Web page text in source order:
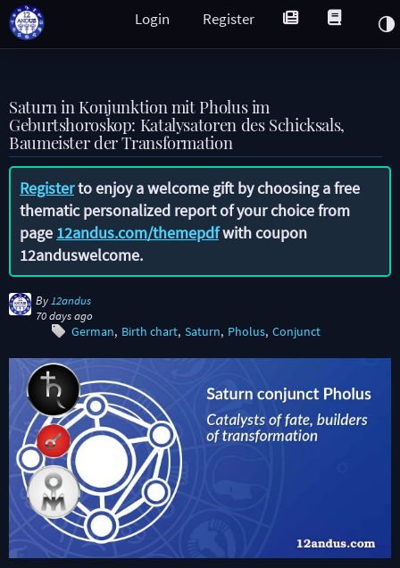
Register
Login
Saturn in Konjunktion mit Pholus im
Geburtshoroskop: Katalysatoren des Schicksals,
Baumeister der Transformation
Registerto enjoy a welcome gift by choosing a free
thematic personalized report of your choice from
page 12andus.com/themepdfwith coupon
12anduswelcome.
By 12andus
70 days ago
German Birth chart Saturn Pholus Conjunct